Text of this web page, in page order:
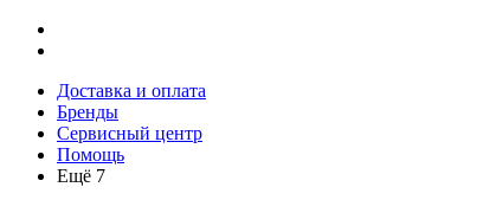
Доставка и оплата
Бренды
Сервисный центр
Помощь
Ещё 7